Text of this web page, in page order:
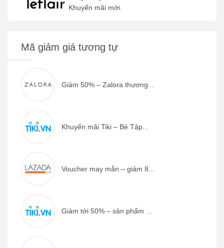
Khuyến mãi mới.
Mã giảm giá tương tự
Giảm 50% – Zalora thương...
Khuyến mãi Tiki – Bé Tập...
Voucher may mắn – giảm 8...
Giảm tới 50% – sản phẩm ...